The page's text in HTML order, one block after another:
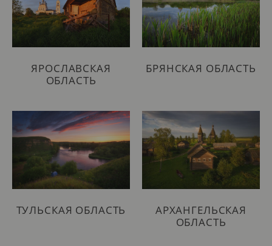
ЯРОСЛАВСКАЯ
ОБЛАСТЬ
БРЯНСКАЯ ОБЛАСТЬ
ТУЛЬСКАЯ ОБЛАСТЬ
АРХАНГЕЛЬСКАЯ
ОБЛАСТЬ